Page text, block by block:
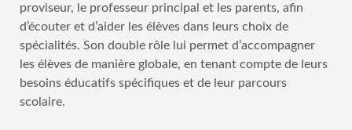
proviseur, le professeur principal et les parents, afin
d’écouter et d’aider les élèves dans leurs choix de
spécialités. Son double rôle lui permet d’accompagner
les élèves de manière globale, en tenant compte de leurs
besoins éducatifs spécifiques et de leur parcours
scolaire.